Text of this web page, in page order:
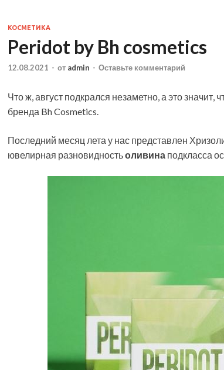
КОСМЕТИКА
Peridot by Bh cosmetics
12.08.2021 - от admin - Оставьте комментарий
Что ж, август подкрался незаметно, а это
бренда Bh Cosmetics.
Последний месяц лета у нас представлен
ювелирная разновидностьоливина подкласса